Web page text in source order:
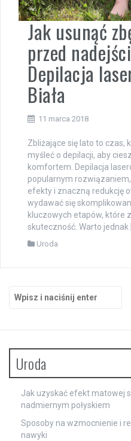
Jak usunąć
przed
Depilacja
Biała
11 marca 2018
Zbliżające się lato to czas,
myśleć o depilacji, aby
komfortem. Depilacja
popularnym
efekty i znaczną redukcję
wydawać się
kluczowych etapów, które
skuteczność. Warto jednak
Uroda
Szukaj:
Uroda
Jak uzyskać efekt matowej
nadmiernym połyskiem
Sposoby na wzmocnienie i
nawyki